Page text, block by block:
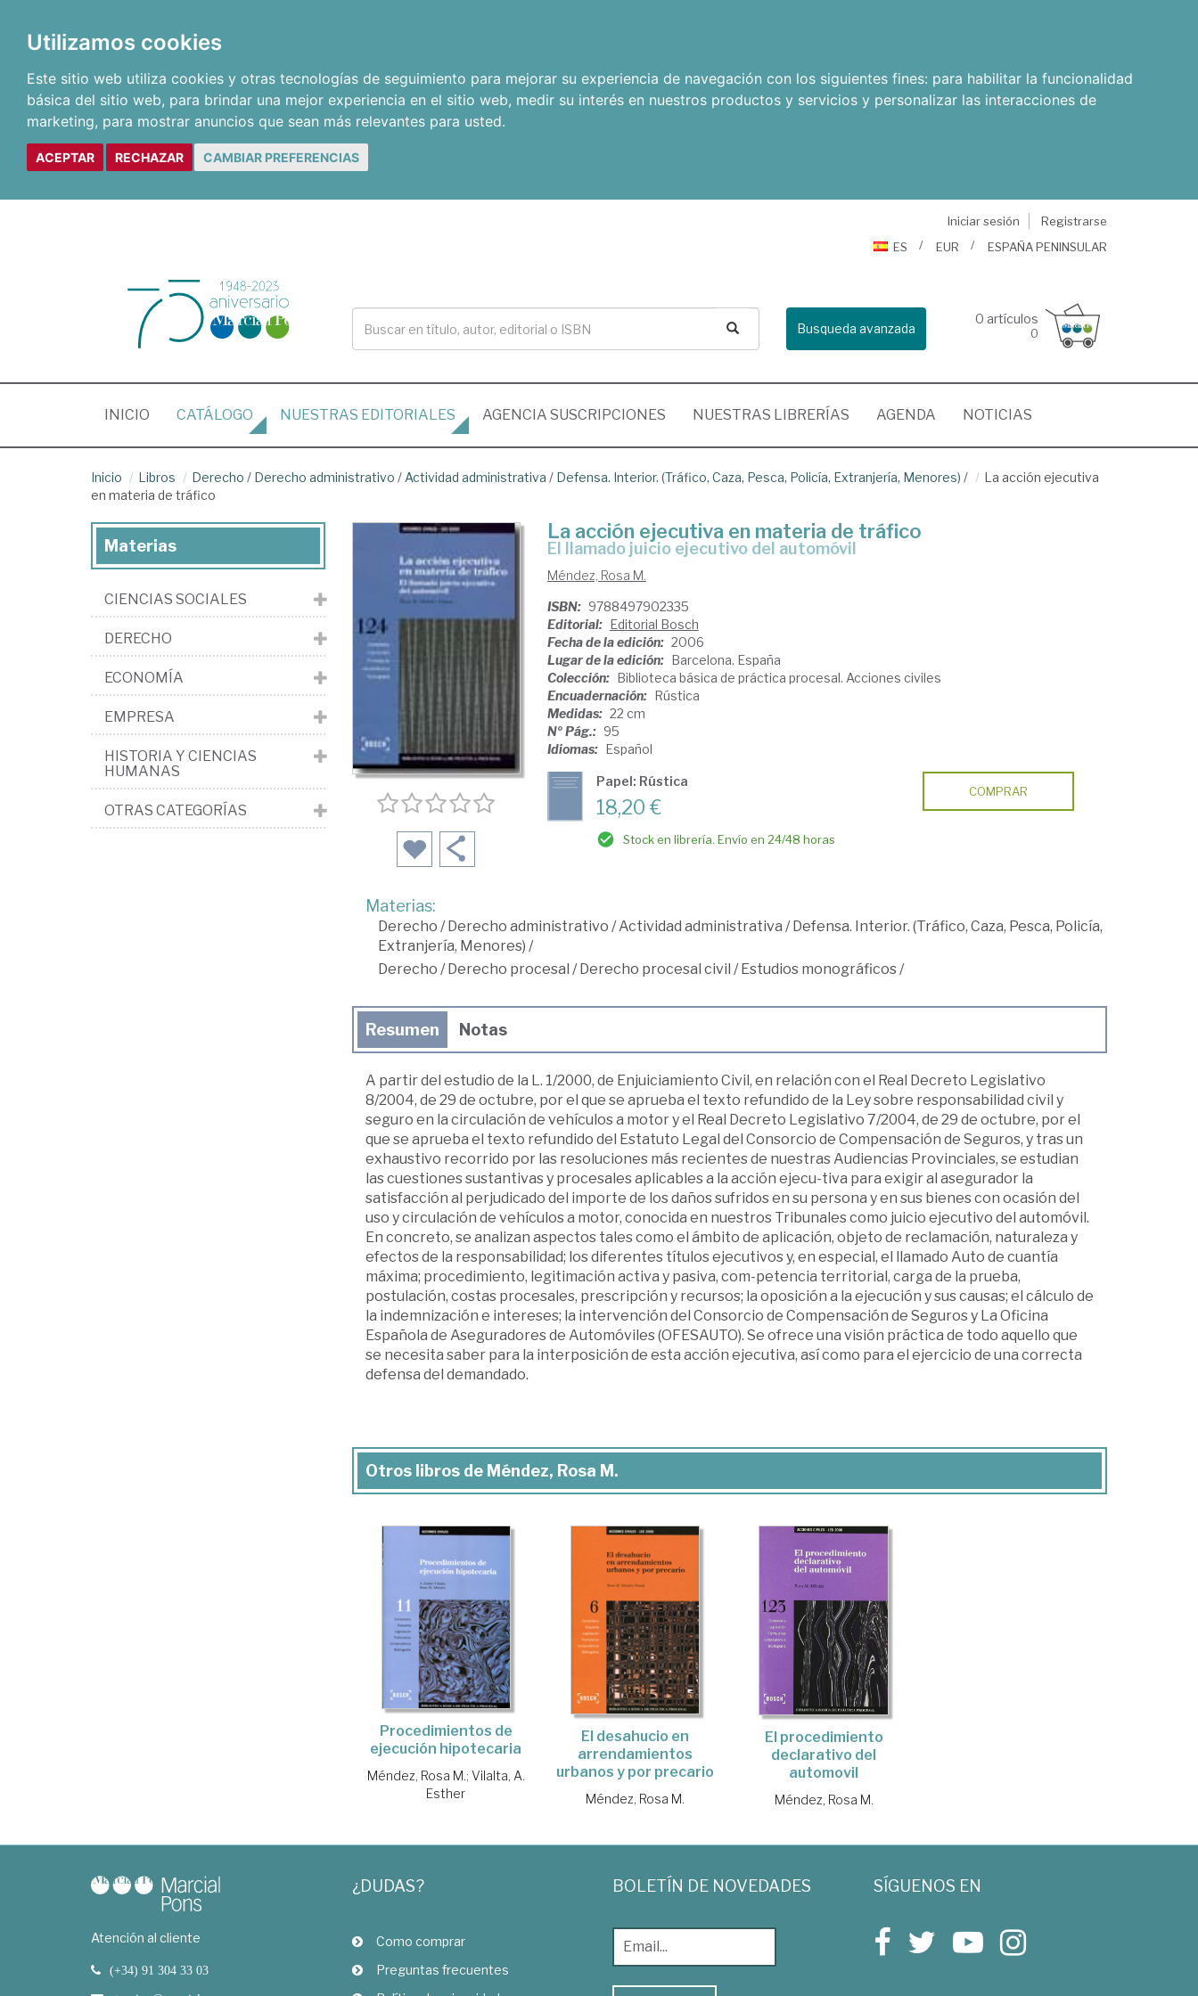
Utilizamos cookies
Este sitio web utiliza cookies y otras tecnologías de seguimiento para mejorar su experiencia de navegación con los siguientes fines: para habilitar la funcionalidad
básica del sitio web, para brindar una mejor experiencia en el sitio web, medir su interés en nuestros productos y servicios y personalizar las interacciones de
marketing, para mostrar anuncios que sean más relevantes para usted.
ACEPTAR RECHAZAR CAMBIAR PREFERENCIAS
Iniciar sesión
Registrarse
ES
EUR ESPAÑA PENINSULAR
Busqueda avanzada
0 artículos
0
INICIO (CURRENT)
CATÁLOGO NUESTRAS EDITORIALES AGENCIA SUSCRIPCIONES NUESTRAS LIBRERÍAS AGENDA NOTICIAS
Inicio Libros Derecho / Derecho administrativo / Actividad administrativa / Defensa. Interior. (Tráfico, Caza, Pesca, Policía, Extranjería, Menores) /
La acción ejecutiva
en materia de tráfico
La acción ejecutiva en materia de tráfico
el llamado juicio ejecutivo del automóvil
Méndez, Rosa M.
ISBN: 9788497902335
Editorial: Editorial Bosch
Fecha de la edición: 2006
Lugar de la edición: Barcelona. España
Colección: Biblioteca básica de práctica procesal. Acciones civiles
Encuadernación: Rústica
Medidas: 22 cm
Nº Pág.: 95
Idiomas: Español
Papel: Rústica
18,20 €
Stock en librería. Envío en 24/48 horas
COMPRAR
Materias:
Derecho /Derecho administrativo /Actividad administrativa /Defensa. Interior. (Tráfico, Caza, Pesca, Policía,
Extranjería, Menores) /
Derecho /Derecho procesal /Derecho procesal civil /Estudios monográficos/
Resumen Notas
A partir del estudio de la L. 1/2000, de Enjuiciamiento Civil, en relación con el Real Decreto Legislativo
8/2004, de 29 de octubre, por el que se aprueba el texto refundido de la Ley sobre responsabilidad civil y
seguro en la circulación de vehículos a motor y el Real Decreto Legislativo 7/2004, de 29 de octubre, por el
que se aprueba el texto refundido del Estatuto Legal del Consorcio de Compensación de Seguros, y tras un
exhaustivo recorrido por las resoluciones más recientes de nuestras Audiencias Provinciales, se estudian
las cuestiones sustantivas y procesales aplicables a la acción ejecu-tiva para exigir al asegurador la
satisfacción al perjudicado del importe de los daños sufridos en su persona y en sus bienes con ocasión del
uso y circulación de vehículos a motor, conocida en nuestros Tribunales como juicio ejecutivo del automóvil.
En concreto, se analizan aspectos tales como el ámbito de aplicación, objeto de reclamación, naturaleza y
efectos de la responsabilidad; los diferentes títulos ejecutivos y, en especial, el llamado Auto de cuantía
máxima; procedimiento, legitimación activa y pasiva, com-petencia territorial, carga de la prueba,
postulación, costas procesales, prescripción y recursos; la oposición a la ejecución y sus causas; el cálculo de
la indemnización e intereses; la intervención del Consorcio de Compensación de Seguros y La Oficina
Española de Aseguradores de Automóviles (OFESAUTO). Se ofrece una visión práctica de todo aquello que
se necesita saber para la interposición de esta acción ejecutiva, así como para el ejercicio de una correcta
defensa del demandado.
Otros libros de Méndez, Rosa M.
Procedimientos de
ejecución hipotecaria
Méndez, Rosa M.; Vilalta, A.
Esther
El desahucio en
arrendamientos
urbanos y por precario
Méndez, Rosa M.
El procedimiento
declarativo del
automovil
Méndez, Rosa M.
Materias
CIENCIAS SOCIALES
DERECHO
ECONOMÍA
EMPRESA
HISTORIA Y CIENCIAS
HUMANAS
OTRAS CATEGORÍAS
Atención al cliente
(+34) 91 304 33 03
¿DUDAS?
Como comprar
Preguntas frecuentes
BOLETÍN DE NOVEDADES SÍGUENOS EN